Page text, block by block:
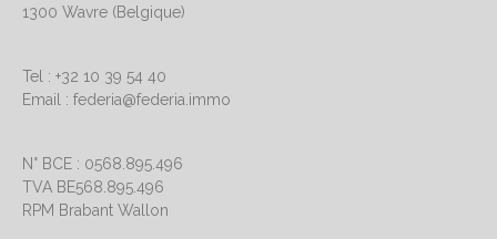
1300 Wavre (Belgique)
Tel : +32 10 39 54 40
Email : federia@federia.immo
N° BCE : 0568.895.496
TVA BE568.895.496
RPM Brabant Wallon